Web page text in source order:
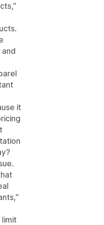
it
limit